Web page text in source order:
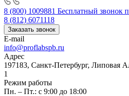
8 (800) 1009881 Бесплатный звонок
8 (812) 6071118
Заказать звонок
E-mail
info@proflabspb.ru
Адрес
197183, Санкт-Петербург, Липовая
1
Режим работы
Пн. – Пт.: с 9:00 до 18:00